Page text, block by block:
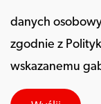
danych
zgodnie z
wskazanemu